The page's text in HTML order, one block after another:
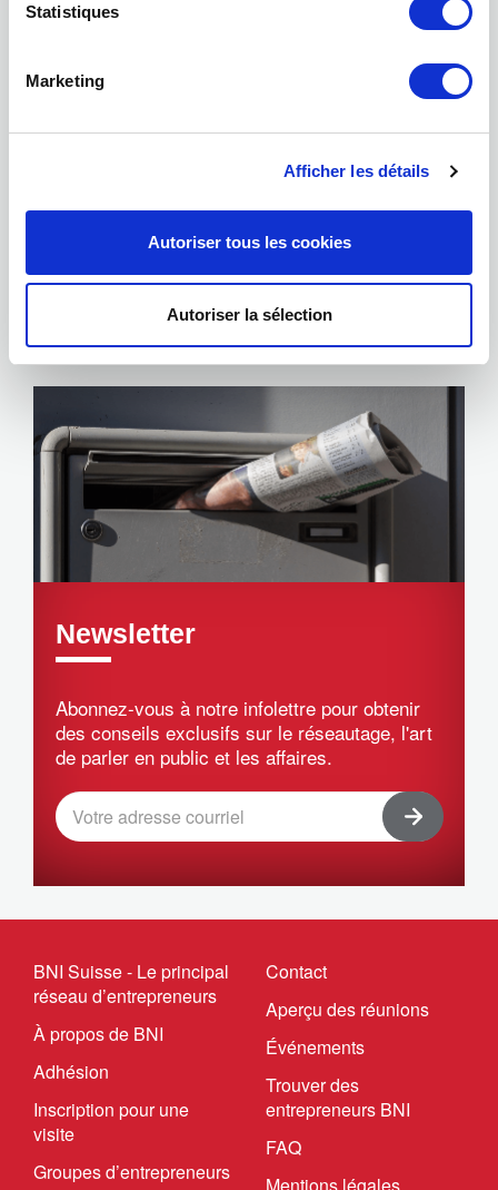
Statistiques
Marketing
Afficher les détails
Autoriser tous les cookies
Autoriser la sélection
Newsletter
Abonnez-vous à notre infolettre pour obtenir
des conseils exclusifs sur le réseautage, l'art
de parler en public et les affaires.
BNI Suisse - Le principal
réseau d’entrepreneurs
À propos de BNI
Adhésion
Inscription pour une
visite
Groupes d’entrepreneurs
Contact
Aperçu des réunions
Événements
Trouver des
entrepreneurs BNI
FAQ